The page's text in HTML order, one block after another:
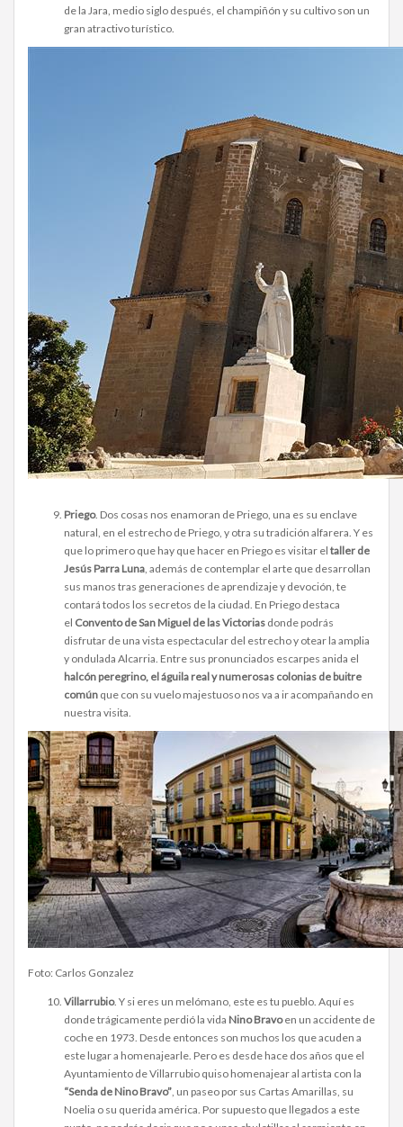
de la Jara, medio siglo después, el champiñón y su cultivo son un
gran atractivo turístico.
Priego. Dos cosas nos enamoran de Priego, una es su enclave
natural, en el estrecho de Priego, y otra su tradición alfarera. Y es
que lo primero que hay que hacer en Priego es visitar el taller de
Jesús Parra Luna , además de contemplar el arte que desarrollan
sus manos tras generaciones de aprendizaje y devoción, te
contará todos los secretos de la ciudad. En Priego destaca
el Convento de San Miguel de las Victorias donde podrás
disfrutar de una vista espectacular del estrecho y otear la amplia
y ondulada Alcarria. Entre sus pronunciados escarpes anida el
halcón peregrino, el águila real y numerosas colonias de buitre
común que con su vuelo majestuoso nos va a ir acompañando en
nuestra visita.
Foto: Carlos Gonzalez
Villarrubio. Y si eres un melómano, este es tu pueblo. Aquí es
donde trágicamente perdió la vida Nino Bravoen un accidente de
coche en 1973. Desde entonces son muchos los que acuden a
este lugar a homenajearle. Pero es desde hace dos años que el
Ayuntamiento de Villarrubio quiso homenajear al artista con la
“Senda de Nino Bravo” , un paseo por sus Cartas Amarillas, su
Noelia o su querida américa. Por supuesto que llegados a este